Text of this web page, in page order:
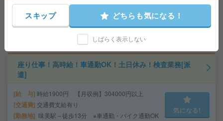
00円～ ■給与の前払いが可能な速払いサービスあり
交通費 交通費支給あり
勤務地 愛知県名古屋市中区 中央本線（東海） 金山
座り仕事！高時給！車通勤OK！土日休み！検査業務[派
遣]
給 与 時給1900円 【月収例】304000円以上
交通費 交通費支給有り
勤務地 味美駅～徒歩13分 ※車通勤・バイク通勤OK
気になる!
スキップ どちらも気になる！
しばらく表示しない